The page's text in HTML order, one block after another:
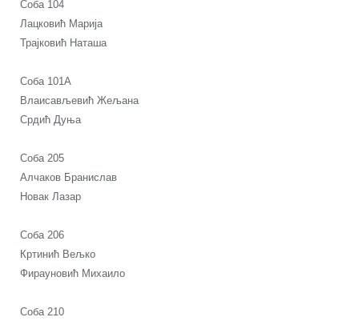
Соба 104
Лацковић Марија
Трајковић Наташа
Соба 101А
Влаисављевић Жељана
Срдић Дуња
Соба 205
Алчаков Бранислав
Новак Лазар
Соба 206
Кртинић Вељко
Фирауновић Михаило
Соба 210